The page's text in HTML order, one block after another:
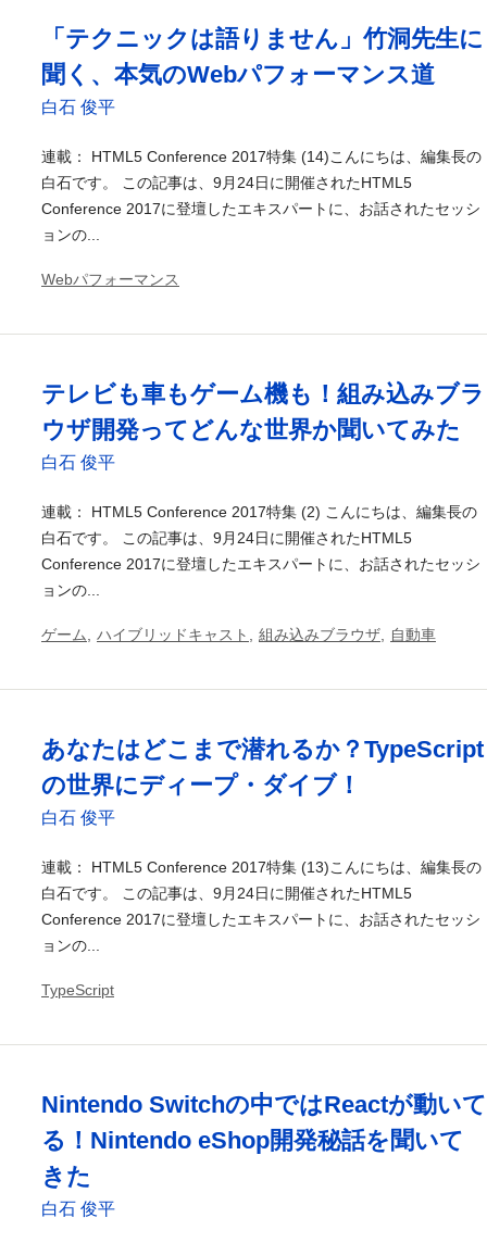
「テクニックは語りません」竹洞先生に
聞く、本気のWebパフォーマンス道
白石 俊平
連載： HTML5 Conference 2017特集 (14)こんにちは、編集長の
白石です。 この記事は、9月24日に開催されたHTML5
Conference 2017に登壇したエキスパートに、お話されたセッシ
ョンの...
Webパフォーマンス
テレビも車もゲーム機も！組み込みブラ
ウザ開発ってどんな世界か聞いてみた
白石 俊平
連載： HTML5 Conference 2017特集 (2) こんにちは、編集長の
白石です。 この記事は、9月24日に開催されたHTML5
Conference 2017に登壇したエキスパートに、お話されたセッシ
ョンの...
ゲーム ハイブリッドキャスト 組み込みブラウザ 自動車
あなたはどこまで潜れるか？TypeScript
の世界にディープ・ダイブ！
白石 俊平
連載： HTML5 Conference 2017特集 (13)こんにちは、編集長の
白石です。 この記事は、9月24日に開催されたHTML5
Conference 2017に登壇したエキスパートに、お話されたセッシ
ョンの...
TypeScript
Nintendo Switchの中ではReactが動いて
る！Nintendo eShop開発秘話を聞いて
きた
白石 俊平